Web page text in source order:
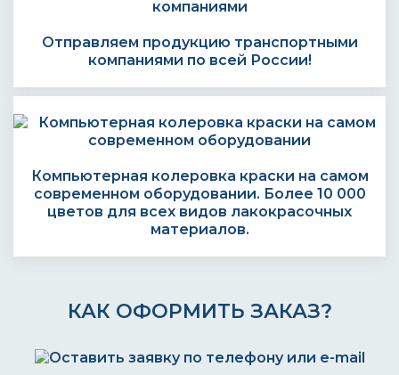
Отправляем продукцию транспортными
компаниями по всей России!
Компьютерная колеровка краски на самом
современном оборудовании. Более 10 000
цветов для всех видов лакокрасочных
материалов.
КАК ОФОРМИТЬ ЗАКАЗ?